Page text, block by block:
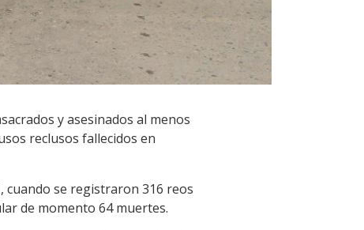
y asesinados al menos
reclusos fallecidos en
cuando se registraron 316 reos
de momento 64 muertes.